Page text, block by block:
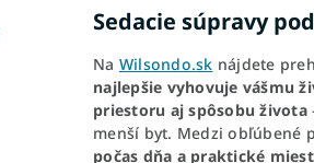
Sedacie súpravy
Na Wilsondo.sk nájdete
najlepšie vyhovuje vášmu
priestoru aj spôsobu života
menší byt. Medzi obľúbené
počas dňa a praktické